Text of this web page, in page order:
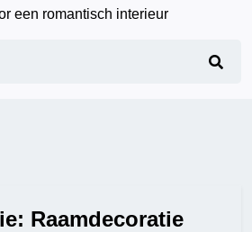
een romantisch interieur
Raamdecoratie